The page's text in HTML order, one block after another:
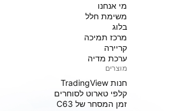
מי אנחנו
משימת חלל
בלוג
מרכז תמיכה
קריירה
ערכת מדיה
מוצרים
חנות TradingView
קלפי טארוט לסוחרים
זמן המסחר של C63